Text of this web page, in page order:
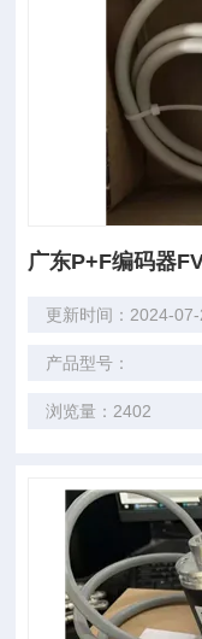
广东P+F编码器
更新时间：2024-07-
产品型号：
浏览量：2402